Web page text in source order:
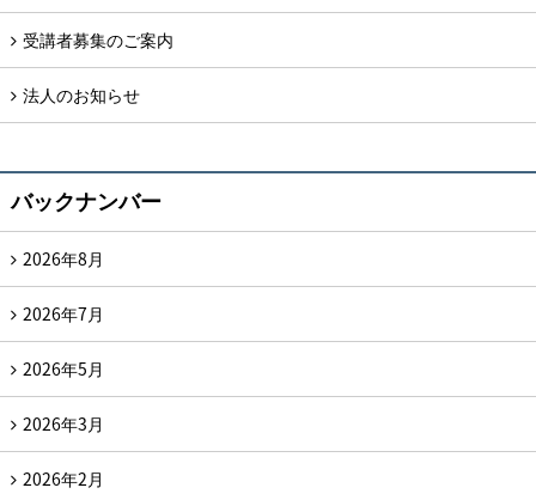
受講者募集のご案内
法人のお知らせ
バックナンバー
2026年8月
2026年7月
2026年5月
2026年3月
2026年2月